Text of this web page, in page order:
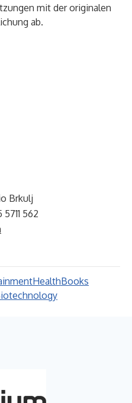
mit der originalen
ab.
Brkulj
562
HealthBooks